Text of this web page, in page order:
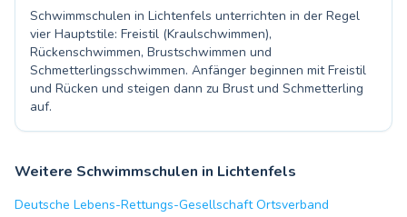
Schwimmschulen in Lichtenfels unterrichten in der Regel
vier Hauptstile: Freistil (Kraulschwimmen),
Rückenschwimmen, Brustschwimmen und
Schmetterlingsschwimmen. Anfänger beginnen mit Freistil
und Rücken und steigen dann zu Brust und Schmetterling
auf.
Weitere Schwimmschulen in Lichtenfels
Deutsche Lebens-Rettungs-Gesellschaft Ortsverband